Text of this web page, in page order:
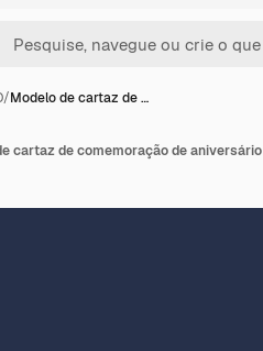
/Modelo de cartaz de …
cartaz de comemoração de aniversário